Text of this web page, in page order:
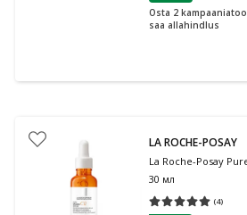
Osta 2
saa allahindlus
LA ROCHE-POSAY
La Roche-Posay
30 мл
(4)
Средняя оценка 5.00